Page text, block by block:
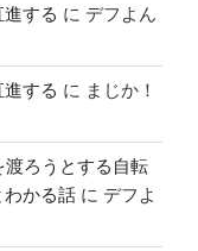
する に デフよん
する に まじか！
ろうとする自転
わかる話 に デフよ